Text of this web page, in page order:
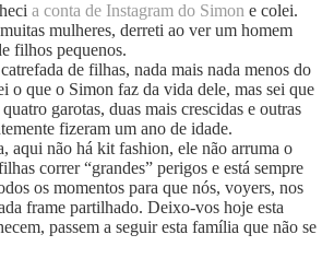
a conta de Instagram do Simone colei.
mulheres, derreti ao ver um homem
filhos pequenos.
de filhas, nada mais nada menos do
o que o Simon faz da vida dele, mas sei que
garotas, duas mais crescidas e outras
fizeram um ano de idade.
aqui não há kit fashion, ele não arruma o
correr “grandes” perigos e está sempre
os momentos para que nós, voyers, nos
frame partilhado. Deixo-vos hoje esta
passem a seguir esta família que não se